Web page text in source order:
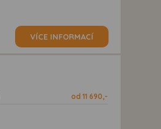
VÍCE INFORMACÍ
od 11 690,-